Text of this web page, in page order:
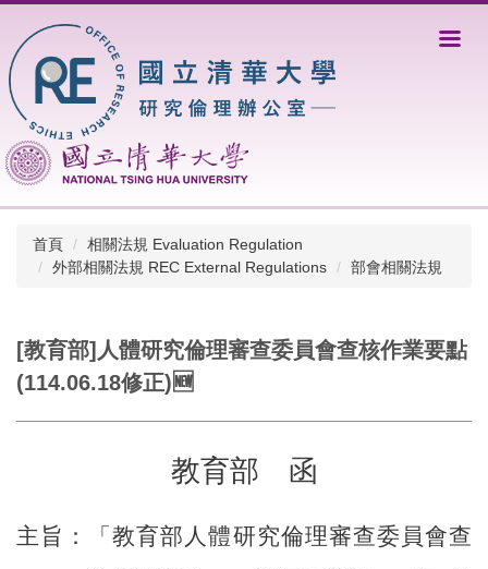
到
主
要
內
區
首頁
相關法規 Evaluation Regulation
外部相關法規 REC External Regulations
部會相關法規
[教育部]人體研究倫理審查委員會查核作業要點
(114.06.18修正)🆕
教育部 函
主旨：「教育部人體研究倫理審查委員會查